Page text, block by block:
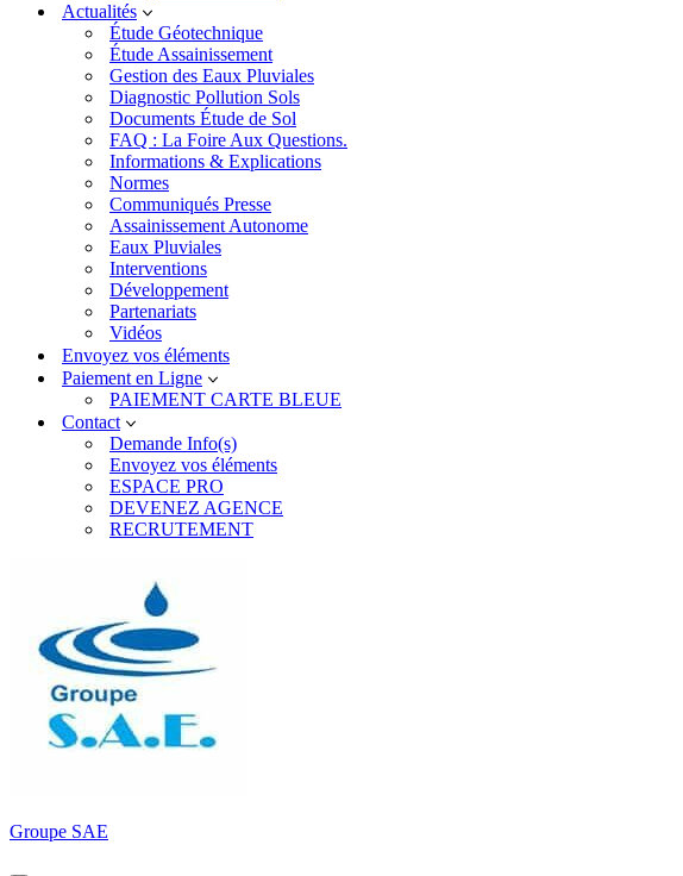
Actualités
Étude Géotechnique
Étude Assainissement
Gestion des Eaux Pluviales
Diagnostic Pollution Sols
Documents Étude de Sol
FAQ : La Foire Aux Questions.
Informations & Explications
Normes
Communiqués Presse
Assainissement Autonome
Eaux Pluviales
Interventions
Développement
Partenariats
Vidéos
Envoyez vos éléments
Paiement en Ligne
PAIEMENT CARTE BLEUE
Contact
Demande Info(s)
Envoyez vos éléments
ESPACE PRO
DEVENEZ AGENCE
RECRUTEMENT
Groupe SAE